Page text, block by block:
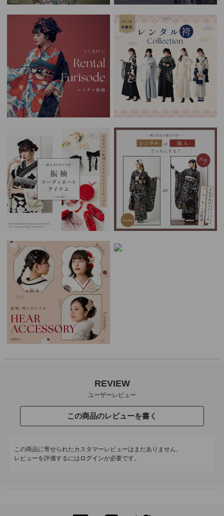
REVIEW
ユーザーレビュー
この商品のレビューを書く
この商品に寄せられたカスタマーレビューはまだありません。
レビューを評価するには ログインが必要です。